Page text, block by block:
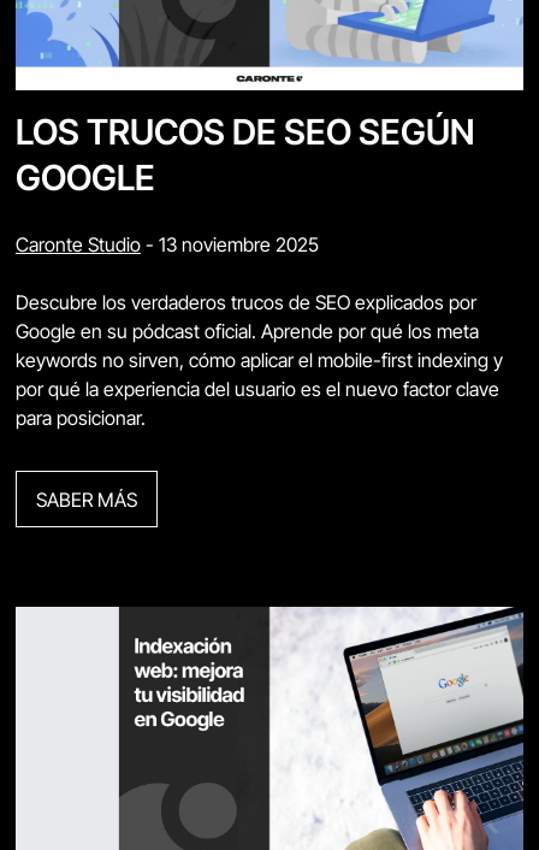
LOS TRUCOS DE SEO SEGÚN
GOOGLE
Caronte Studio - 13 noviembre 2025
Descubre los verdaderos trucos de SEO explicados por
Google en su pódcast oficial. Aprende por qué los meta
keywords no sirven, cómo aplicar el mobile-first indexing y
por qué la experiencia del usuario es el nuevo factor clave
para posicionar.
SABER MÁS